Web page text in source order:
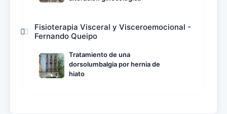
Fisioterapia Visceral y Visceroemocional -
Fernando Queipo
Tratamiento de una
dorsolumbalgia por hernia de
hiato